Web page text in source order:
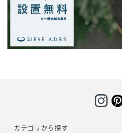
カテゴリから探す